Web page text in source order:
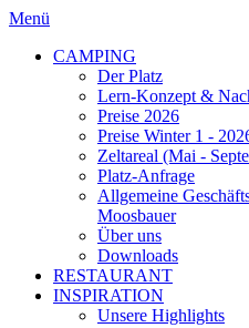
Menü
CAMPING
Der Platz
Lern-Konzept &
Preise 2026
Preise Winter 1 -
Zeltareal (Mai -
Platz-Anfrage
Allgemeine
Moosbauer
Über uns
Downloads
RESTAURANT
INSPIRATION
Unsere Highlights